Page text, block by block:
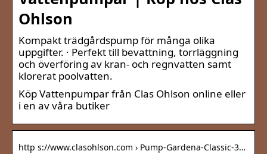
Ohlson
Kompakt trädgårdspump för många olika
uppgifter. · Perfekt till bevattning, torrläggning
och överföring av kran- och regnvatten samt
klorerat poolvatten.
Köp Vattenpumpar från Clas Ohlson online eller
i en av våra butiker
http s://www.clasohlson.com › Pump-Gardena-Classic-3…